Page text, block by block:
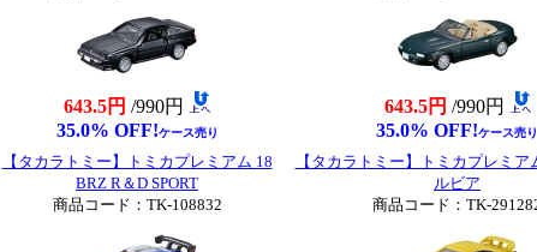
643.5円 /990円
35.0% OFF!ケース売り
643.5円 /990円
35.0% OFF!ケース売り
【タカラトミー】トミカプレミアム 18
BRZ R＆D SPORT
商品コード：TK-108832
【タカラトミー】トミカプレミア
ルビア
商品コード：TK-